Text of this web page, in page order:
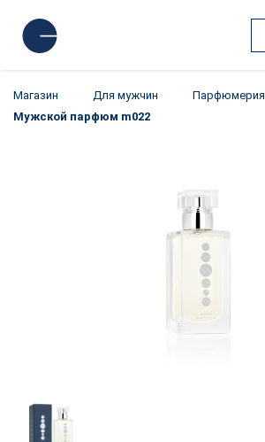
Магазин Для мужчин
Парфюмерия
Мужской парфюм m022